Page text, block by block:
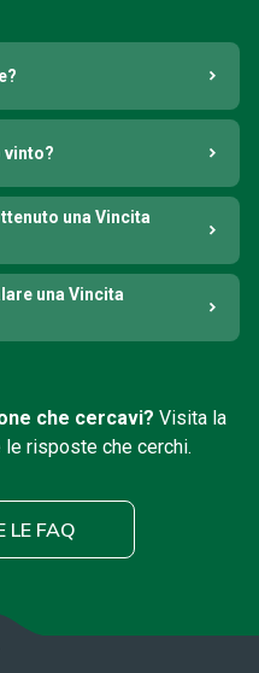
vinto?
una Vincita
una Vincita
che cercavi? Visita la
risposte che cerchi.
LE FAQ